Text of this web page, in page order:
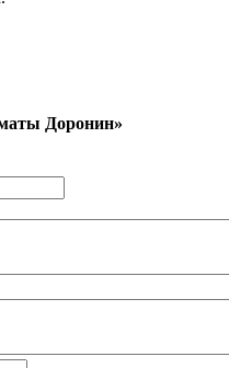
Доронин»